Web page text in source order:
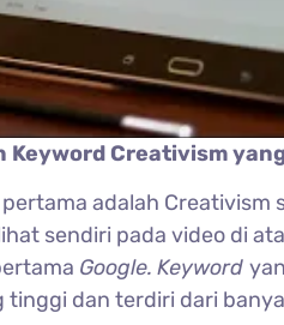
Keyword Creativism
adalah
sendiri pada video di
Google. Keyword
tinggi dan terdiri dari